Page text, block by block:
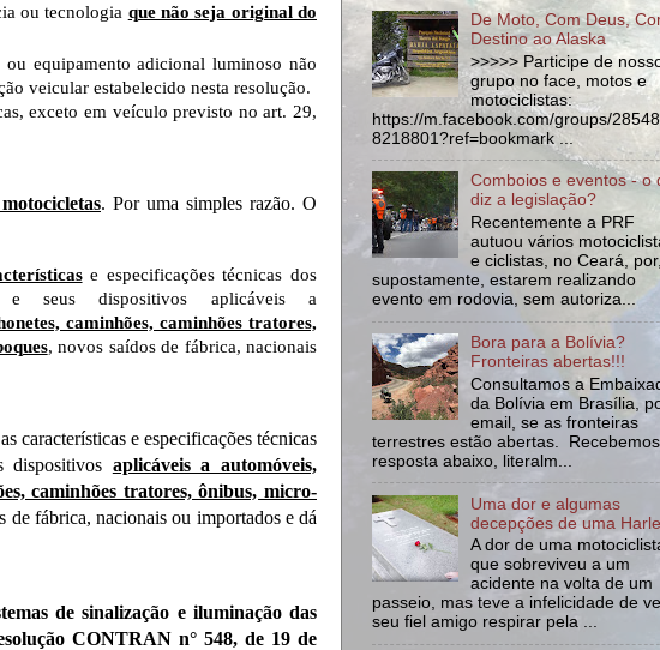
ou tecnologia que não seja original do
equipamento adicional luminoso não
veicular estabelecido nesta resolução.
exceto em veículo previsto no art. 29,
. Por uma simples razão. O
e especificações técnicas dos
e seus dispositivos aplicáveis a
caminhões, caminhões tratores,
, novos saídos de fábrica, nacionais
características e especificações técnicas
dispositivos aplicáveis a automóveis,
caminhões tratores, ônibus, micro-
de fábrica, nacionais ou importados e dá
de sinalização e iluminação das
CONTRAN n° 548, de 19 de
De Moto, Com Deus,
Destino ao Alaska
>>>>> Participe de
grupo no face, motos e
motociclistas:
https://m.facebook.com/groups/
8218801?ref=bookmark ...
Comboios e eventos - o
diz a legislação?
Recentemente a PRF
autuou vários
e ciclistas, no Ceará, por,
supostamente, estarem realizando
evento em rodovia, sem autoriza...
Bora para a Bolívia?
Fronteiras abertas!!!
Consultamos a
da Bolívia em Brasília,
email, se as fronteiras
terrestres estão abertas.
resposta abaixo, literalm...
Uma dor e algumas
decepções de uma
A dor de uma
que sobreviveu a um
acidente na volta de um
passeio, mas teve a infelicidade de
seu fiel amigo respirar pela ...